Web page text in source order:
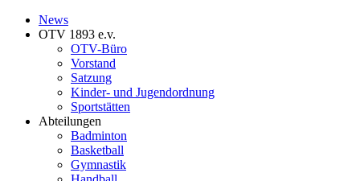
News
OTV 1893 e.v.
OTV-Büro
Vorstand
Satzung
Kinder- und Jugendordnung
Sportstätten
Abteilungen
Badminton
Basketball
Gymnastik